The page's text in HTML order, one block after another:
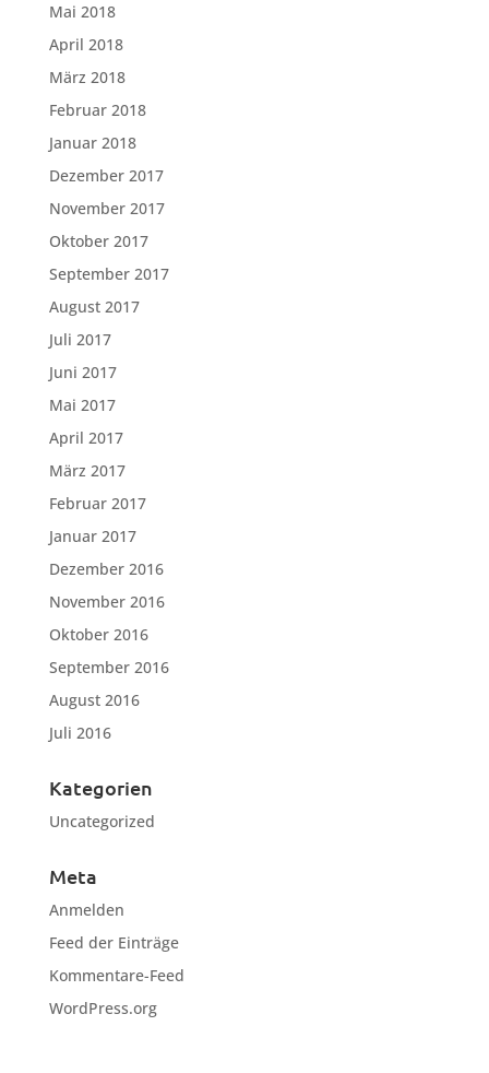
Mai 2018
April 2018
März 2018
Februar 2018
Januar 2018
Dezember 2017
November 2017
Oktober 2017
September 2017
August 2017
Juli 2017
Juni 2017
Mai 2017
April 2017
März 2017
Februar 2017
Januar 2017
Dezember 2016
November 2016
Oktober 2016
September 2016
August 2016
Juli 2016
Kategorien
Uncategorized
Meta
Anmelden
Feed der Einträge
Kommentare-Feed
WordPress.org